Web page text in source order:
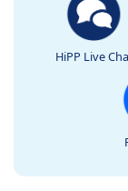
HiPP Live